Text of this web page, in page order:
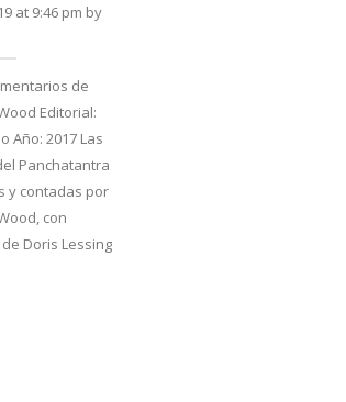
at 9:46 pm by
de
Editorial:
Año: 2017 Las
Panchatantra
y contadas por
con
Doris Lessing